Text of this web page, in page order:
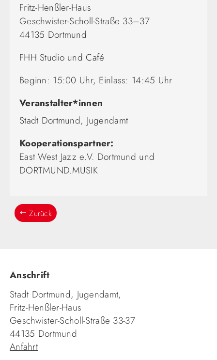
Fritz-Henßler-Haus
Geschwister-Scholl-Straße 33–37
44135 Dortmund
FHH Studio und Café
Beginn: 15:00 Uhr, Einlass: 14:45 Uhr
Veranstalter*innen
Stadt Dortmund, Jugendamt
Kooperationspartner:
East West Jazz e.V. Dortmund und
DORTMUND.MUSIK
Zurück
Anschrift
Stadt Dortmund, Jugendamt,
Fritz-Henßler-Haus
Geschwister-Scholl-Straße 33-37
44135 Dortmund
Anfahrt